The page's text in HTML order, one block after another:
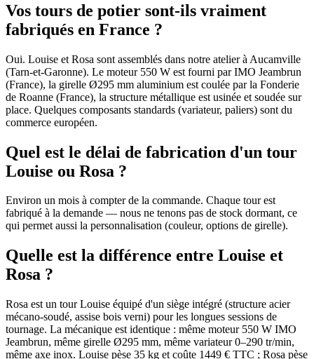
Vos tours de potier sont-ils vraiment
fabriqués en France ?
Oui. Louise et Rosa sont assemblés dans notre atelier à Aucamville
(Tarn-et-Garonne). Le moteur 550 W est fourni par IMO Jeambrun
(France), la girelle Ø295 mm aluminium est coulée par la Fonderie
de Roanne (France), la structure métallique est usinée et soudée sur
place. Quelques composants standards (variateur, paliers) sont du
commerce européen.
Quel est le délai de fabrication d'un tour
Louise ou Rosa ?
Environ un mois à compter de la commande. Chaque tour est
fabriqué à la demande — nous ne tenons pas de stock dormant, ce
qui permet aussi la personnalisation (couleur, options de girelle).
Quelle est la différence entre Louise et
Rosa ?
Rosa est un tour Louise équipé d'un siège intégré (structure acier
mécano-soudé, assise bois verni) pour les longues sessions de
tournage. La mécanique est identique : même moteur 550 W IMO
Jeambrun, même girelle Ø295 mm, même variateur 0–290 tr/min,
même axe inox. Louise pèse 35 kg et coûte 1449 € TTC ; Rosa pèse